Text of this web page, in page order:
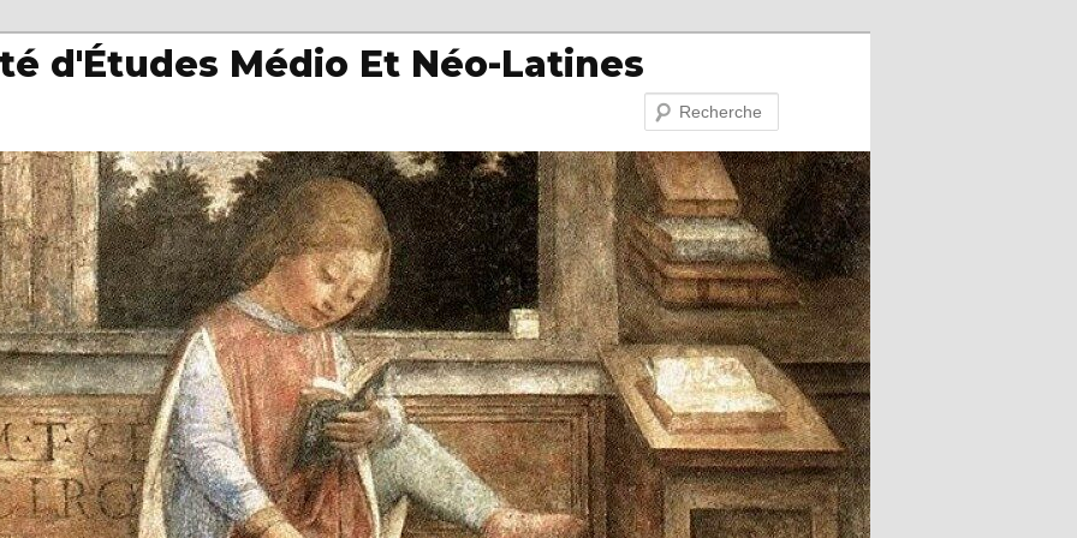
d'Études Médio Et Néo-Latines
Recherche